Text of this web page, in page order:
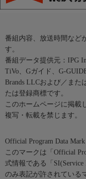
番組内容、放送時間など
す。
番組データ提供元：IPG
TiVo、Gガイド、G-
Brands LLCおよび／また
たは登録商標です。
このホームページに掲載
複写・転載を禁じます。
Official Program Data
このマークは「Official
式情報である「
のみ表記が許されている